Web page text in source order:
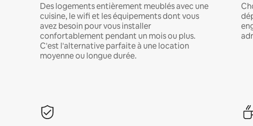
Des logements entièrement meublés avec une
cuisine, le wifi et les équipements dont vous
avez besoin pour vous installer
confortablement pendant un mois ou plus.
C'est l'alternative parfaite à une location
moyenne ou longue durée.